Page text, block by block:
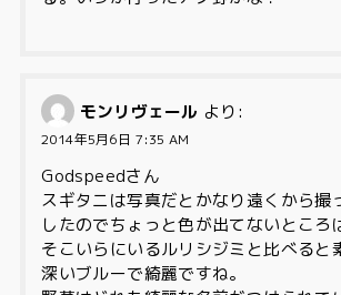
モンリヴェール より:
2014年5月6日 7:35 AM
Godspeedさん
スギタニは写真だとかなり遠くから撮
したのでちょっと色が出てないところ
そこいらにいるルリシジミと比べると
深いブルーで綺麗ですね。